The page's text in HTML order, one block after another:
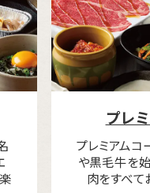
プレ
プレミアム
や黒毛牛を
肉をすべて